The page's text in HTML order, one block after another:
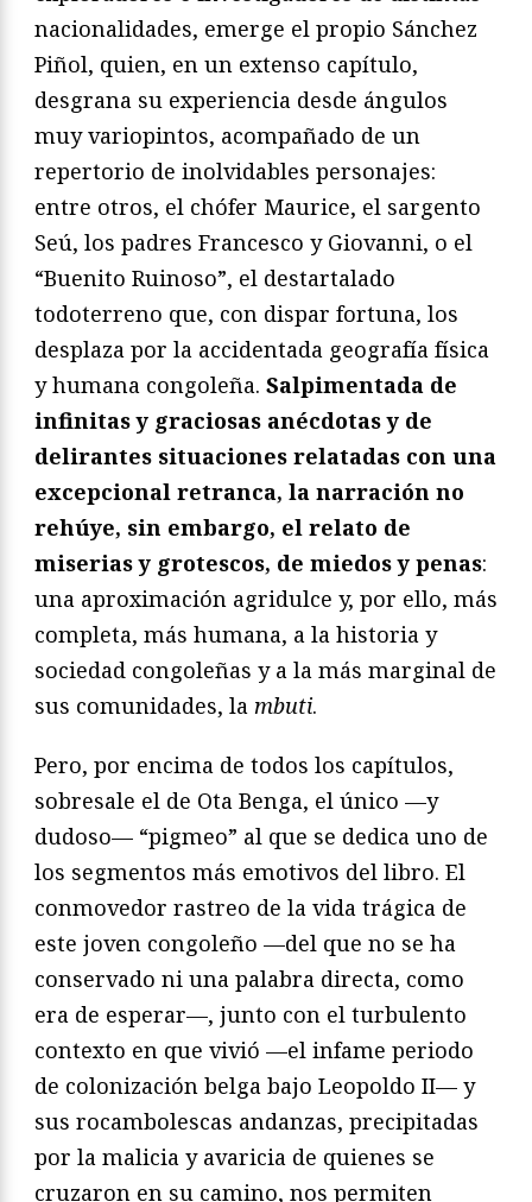
nacionalidades, emerge el propio Sánchez
Piñol, quien, en un extenso capítulo,
desgrana su experiencia desde ángulos
muy variopintos, acompañado de un
repertorio de inolvidables personajes:
entre otros, el chófer Maurice, el sargento
Seú, los padres Francesco y Giovanni, o el
“Buenito Ruinoso”, el destartalado
todoterreno que, con dispar fortuna, los
desplaza por la accidentada geografía física
y humana congoleña. Salpimentada de
infinitas y graciosas anécdotas y de
delirantes situaciones relatadas con una
excepcional retranca, la narración no
rehúye, sin embargo, el relato de
miserias y grotescos, de miedos y penas:
una aproximación agridulce y, por ello, más
completa, más humana, a la historia y
sociedad congoleñas y a la más marginal de
sus comunidades, la mbuti.
Pero, por encima de todos los capítulos,
sobresale el de Ota Benga, el único —y
dudoso— “pigmeo” al que se dedica uno de
los segmentos más emotivos del libro. El
conmovedor rastreo de la vida trágica de
este joven congoleño —del que no se ha
conservado ni una palabra directa, como
era de esperar—, junto con el turbulento
contexto en que vivió —el infame periodo
de colonización belga bajo Leopoldo II— y
sus rocambolescas andanzas, precipitadas
por la malicia y avaricia de quienes se
cruzaron en su camino, nos permiten